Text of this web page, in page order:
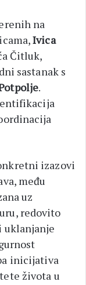
na
Ivica
Čitluk,
sastanak s
.
izazovi
među
uz
redovito
uklanjanje
inicijativa
života u